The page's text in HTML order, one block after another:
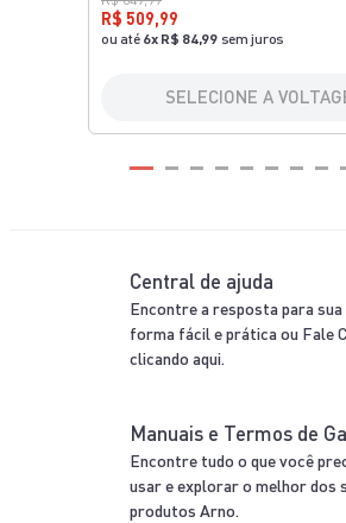
R$ 509,99
ou até 6x R$ 84,99 sem juros
SELECIONE A
Central de ajuda
Encontre a resposta para sua
forma fácil e prática ou Fale
clicando aqui.
Manuais e Termos de
Encontre tudo o que você
usar e explorar o melhor dos
produtos Arno.